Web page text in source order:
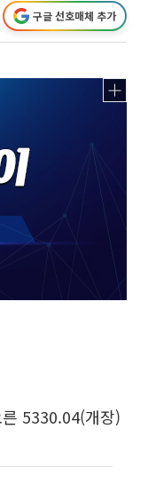
구글 선호매체 추가
5330.04(개장)